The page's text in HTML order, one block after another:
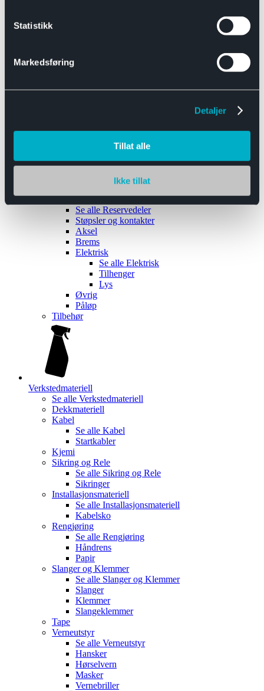
Statistikk
Markedsføring
Detaljer
Tillat alle
Ikke tillat
Båthengere
Reservedeler
Se alle Reservedeler
Støpsler og kontakter
Aksel
Brems
Elektrisk
Se alle Elektrisk
Tilhenger
Lys
Øvrig
Påløp
Tilbehør
Verkstedmateriell
Se alle Verkstedmateriell
Dekkmateriell
Kabel
Se alle Kabel
Startkabler
Kjemi
Sikring og Rele
Se alle Sikring og Rele
Sikringer
Installasjonsmateriell
Se alle Installasjonsmateriell
Kabelsko
Rengjøring
Se alle Rengjøring
Håndrens
Papir
Slanger og Klemmer
Se alle Slanger og Klemmer
Slanger
Klemmer
Slangeklemmer
Tape
Verneutstyr
Se alle Verneutstyr
Hansker
Hørselvern
Masker
Vernebriller